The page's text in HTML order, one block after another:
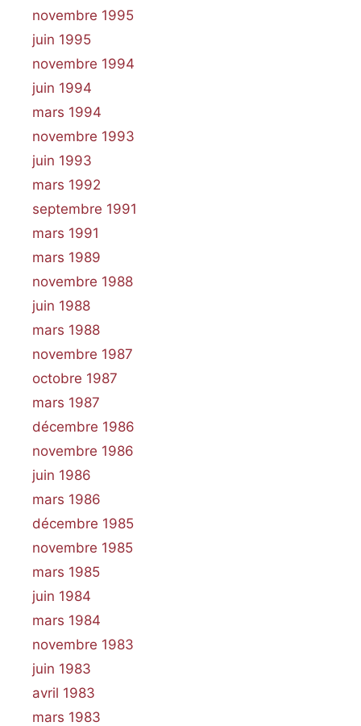
novembre 1995
juin 1995
novembre 1994
juin 1994
mars 1994
novembre 1993
juin 1993
mars 1992
septembre 1991
mars 1991
mars 1989
novembre 1988
juin 1988
mars 1988
novembre 1987
octobre 1987
mars 1987
décembre 1986
novembre 1986
juin 1986
mars 1986
décembre 1985
novembre 1985
mars 1985
juin 1984
mars 1984
novembre 1983
juin 1983
avril 1983
mars 1983